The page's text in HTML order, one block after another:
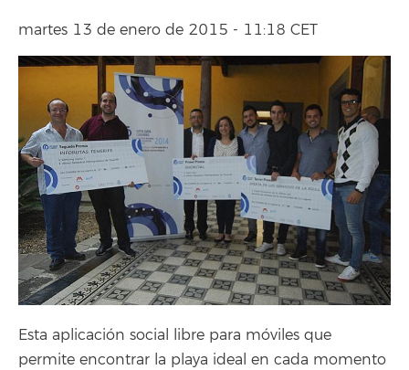
martes 13 de enero de 2015 - 11:18 CET
Esta aplicación social libre para móviles que
permite encontrar la playa ideal en cada momento